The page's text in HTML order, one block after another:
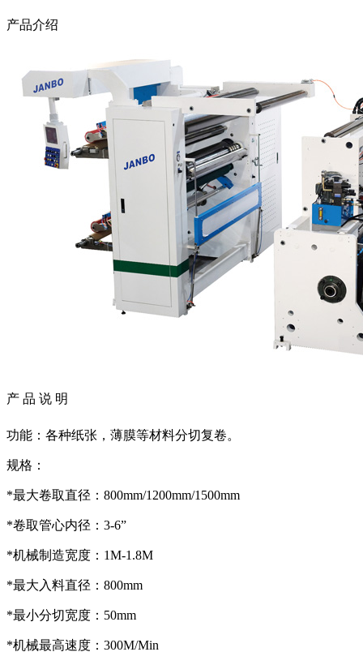
产品介绍
产 品 说 明
功能：各种纸张，薄膜等材料分切复卷。
规格：
*最大卷取直径：800mm/1200mm/1500mm
*卷取管心内径：3-6”
*机械制造宽度：1M-1.8M
*最大入料直径：800mm
*最小分切宽度：50mm
*机械最高速度：300M/Min